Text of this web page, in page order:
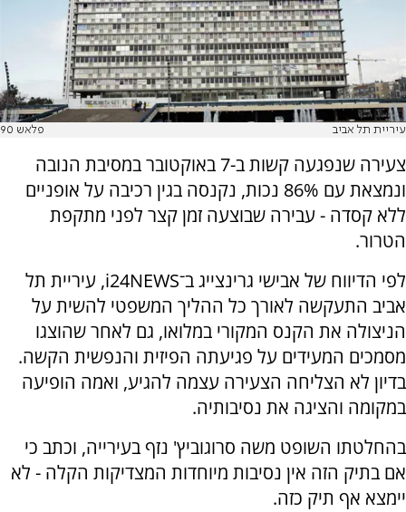
עיריית תל אביב פלאש 90
צעירה שנפגעה קשות ב-7 באוקטובר במסיבת הנובה
ונמצאת עם 86% נכות, נקנסה בגין רכיבה על אופניים
ללא קסדה - עבירה שבוצעה זמן קצר לפני מתקפת
הטרור.
לפי הדיווח של אבישי גרינצייג ב־i24NEWS, עיריית תל
אביב התעקשה לאורך כל ההליך המשפטי להשית על
הניצולה את הקנס המקורי במלואו, גם לאחר שהוצגו
מסמכים המעידים על פגיעתה הפיזית והנפשית הקשה.
בדיון לא הצליחה הצעירה עצמה להגיע, ואמה הופיעה
במקומה והציגה את נסיבותיה.
בהחלטתו השופט משה סרוגוביץ' נזף בעירייה, וכתב כי
אם בתיק הזה אין נסיבות מיוחדות המצדיקות הקלה - לא
יימצא אף תיק כזה.